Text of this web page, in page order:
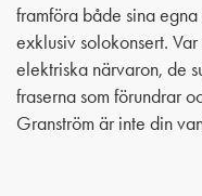
framföra både sina
exklusiv solokonsert.
elektriska närvaron, de
fraserna som förundrar
Granström är inte din